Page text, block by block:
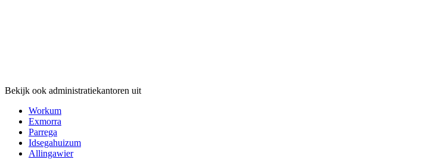
Bekijk ook administratiekantoren uit
Workum
Exmorra
Parrega
Idsegahuizum
Allingawier